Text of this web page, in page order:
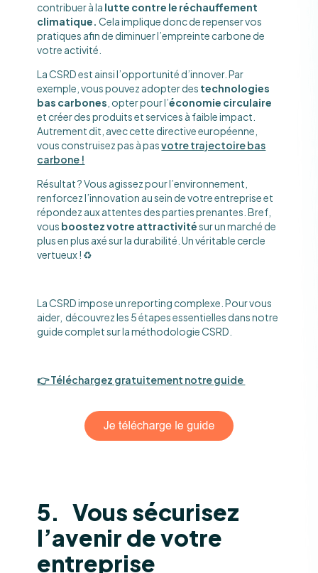
contribuer à la lutte contre le réchauffement
climatique. Cela implique donc de repenser vos
pratiques afin de diminuer l’empreinte carbone de
votre activité.
La CSRD est ainsi l’opportunité d’innover. Par
exemple, vous pouvez adopter des technologies
bas carbones , opter pour l’économie circulaire
et créer des produits et services à faible impact.
Autrement dit, avec cette directive européenne,
vous construisez pas à pasvotre trajectoire bas
carbone !
Résultat ? Vous agissez pour l’environnement,
renforcez l’innovation au sein de votre entreprise et
répondez aux attentes des parties prenantes. Bref,
vous boostez votre attractivitésur un marché de
plus en plus axé sur la durabilité. Un véritable cercle
vertueux ! ♻️
La CSRD impose un reporting complexe. Pour vous
aider, découvrez les 5 étapes essentielles dans notre
guide complet sur la méthodologie CSRD.
👉 Téléchargez gratuitement notre guide
5. Vous sécurisez
l’avenir de votre
entreprise